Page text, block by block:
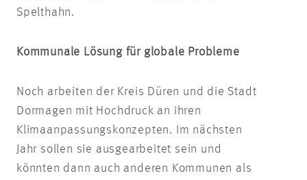
Spelthahn.
Kommunale Lösung für globale Probleme
Noch arbeiten der Kreis Düren und die Stadt
Dormagen mit Hochdruck an ihren
Klimaanpassungskonzepten. Im nächsten
Jahr sollen sie ausgearbeitet sein und
könnten dann auch anderen Kommunen als